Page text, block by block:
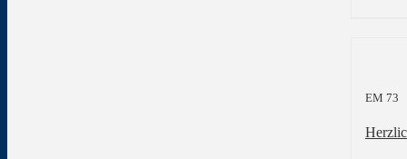
EM 73